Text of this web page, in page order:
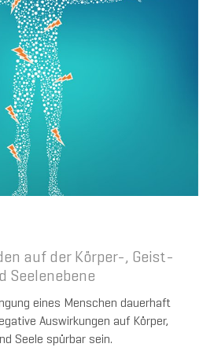
auf der Körper-, Geist-
Seelenebene
eines Menschen dauerhaft
Auswirkungen auf Körper,
Seele spürbar sein.